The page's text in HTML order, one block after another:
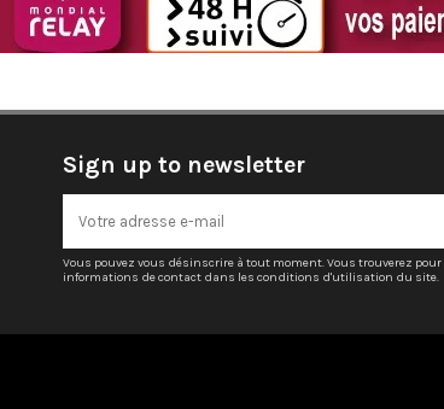
Sign up to newsletter
Vous pouvez vous désinscrire à tout moment. Vous trouverez pour
informations de contact dans les conditions d'utilisation du site.